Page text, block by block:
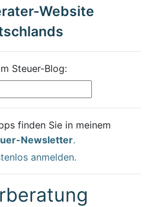
Website
Steuer-Blog:
finden Sie in meinem
Newsletter.
anmelden.